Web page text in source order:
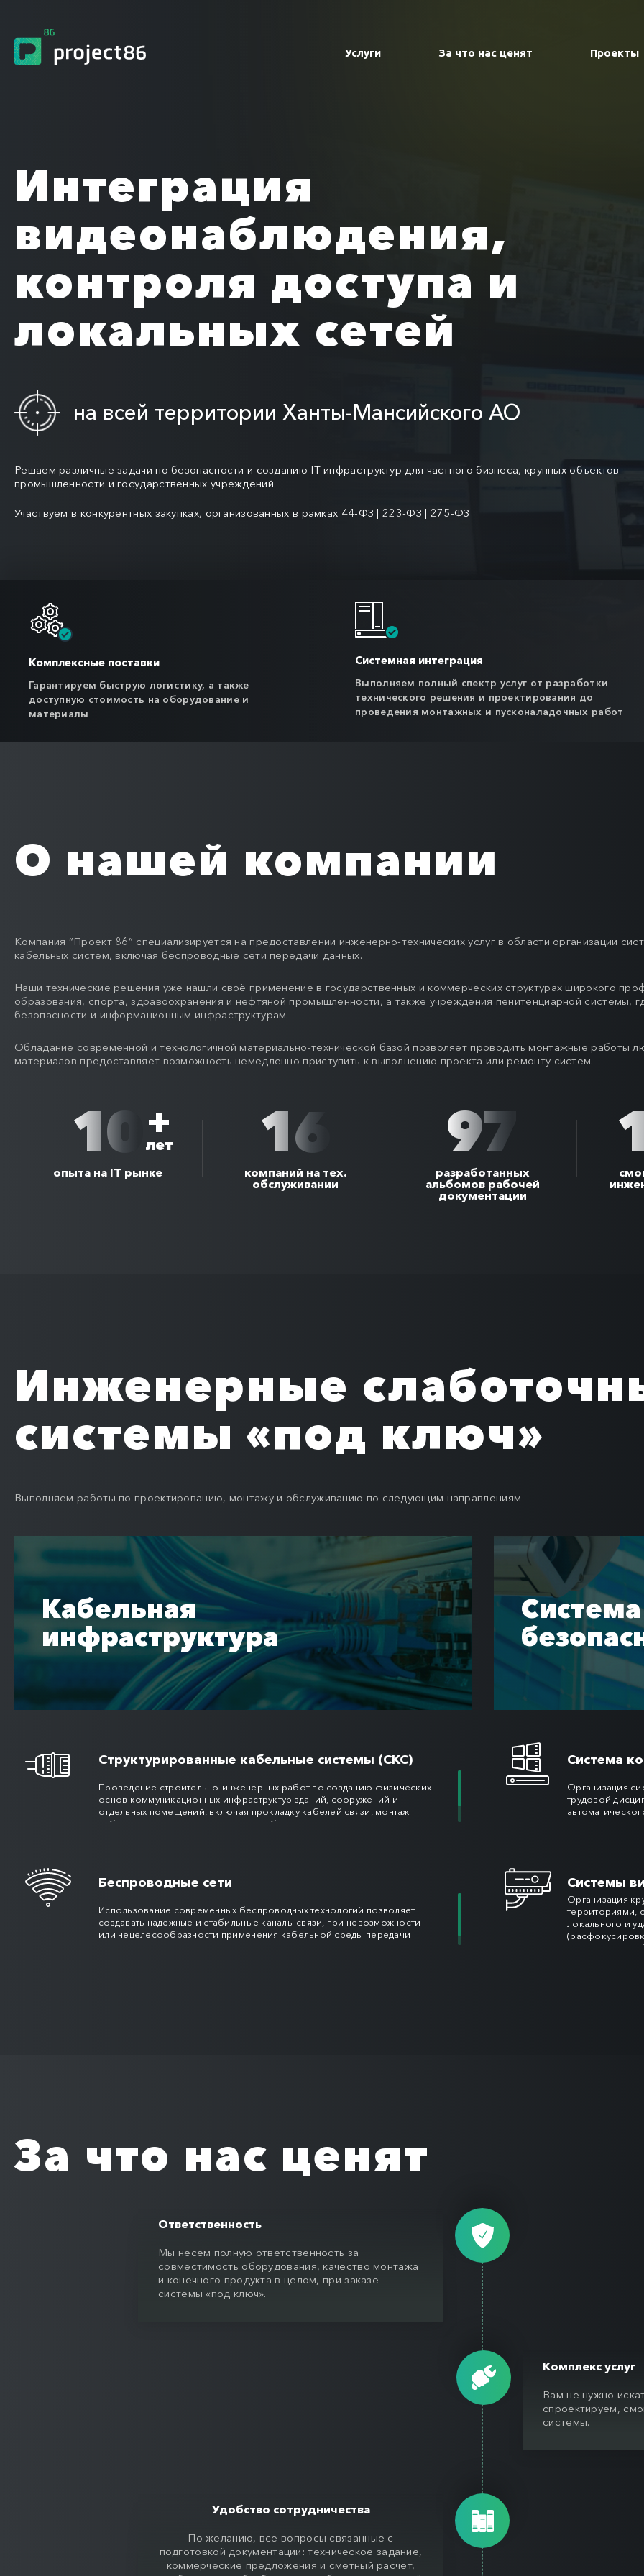
Услуги За что нас ценят Проекты
Интеграция
видеонаблюдения,
контроля доступа и
локальных сетей
на всей территории Ханты-Мансийского АО
Решаем различные задачи по безопасности и созданию IT-инфраструктур для частного бизнеса, крупных объектов
промышленности и государственных учреждений
Участвуем в конкурентных закупках, организованных в рамках 44-ФЗ | 223-ФЗ | 275-ФЗ
Комплексные поставки
Гарантируем быструю логистику, а также
доступную стоимость на оборудование и
материалы
Системная интеграция
Выполняем полный спектр услуг от разработки
технического решения и проектирования до
проведения монтажных и пусконаладочных работ
О нашей компании
Компания “Проект 86” специализируется на предоставлении инженерно-технических услуг в области организации
кабельных систем, включая беспроводные сети передачи данных.
Наши технические решения уже нашли своё применение в государственных и коммерческих структурах широкого
образования, спорта, здравоохранения и нефтяной промышленности, а также учреждения пенитенциарной
безопасности и информационным инфраструктурам.
Обладание современной и технологичной материально-технической базой позволяет проводить монтажные работы
материалов предоставляет возможность немедленно приступить к выполнению проекта или ремонту систем.
10 +
лет
опыта на IT рынке
16
компаний на тех.
обслуживании
97
разработанных
альбомов рабочей
документации
Инженерные
системы «под ключ»
Выполняем работы по проектированию, монтажу и обслуживанию по следующим направлениям
Кабельная
инфраструктура
Структурированные кабельные системы (СКС)
Проведение строительно-инженерных работ по созданию физических
основ коммуникационных инфраструктур зданий, сооружений и
отдельных помещений, включая прокладку кабелей связи, монтаж
кабеленесущих систем и сетевого оборудования, с возможностью
Беспроводные сети
Использование современных беспроводных технологий позволяет
создавать надежные и стабильные каналы связи, при невозможности
или нецелесообразности применения кабельной среды передачи
Система
Система
Организация
трудовой
Системы
Организация
территориями,
локального и
сигнала,
За что нас ценят
Ответственность
Мы несем полную ответственность за
совместимость оборудования, качество монтажа
и конечного продукта в целом, при заказе
системы «под ключ».
Комплекс услуг
Вам не нужно
спроектируем,
системы.
Удобство сотрудничества
По желанию, все вопросы связанные с
подготовкой документации: техническое задание,
коммерческие предложения и сметный расчет,